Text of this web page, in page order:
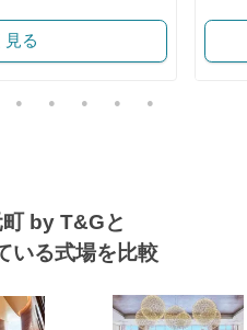
見る
by T&Gと
いる式場を比較